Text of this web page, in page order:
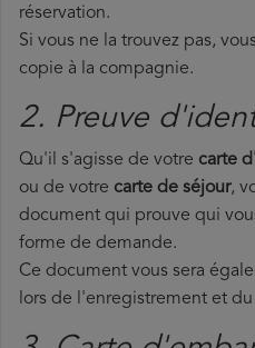
réservation.
Si vous ne la trouvez pas,
copie à la compagnie.
2. Preuve
Qu'il s'agisse de votre carte
ou de votre carte de séjour,
document qui prouve qui
forme de demande.
Ce document vous sera
lors de l'enregistrement et